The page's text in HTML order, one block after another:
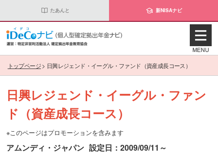
たあんと 新NISAナビ
トップページ> 日興レジェンド・イーグル・ファンド（資産成長コース）
日興レジェンド・イーグル・ファン
ド（資産成長コース）
※このページはプロモーションを含みます
アムンディ・ジャパン 設定日：2009/09/11～